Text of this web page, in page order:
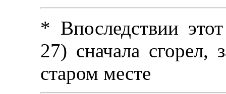
* Впоследствии
27) сначала сгорел,
старом месте